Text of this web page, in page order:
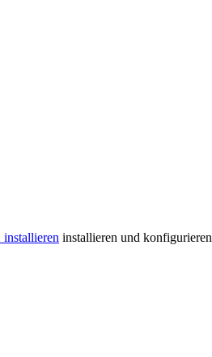
installieren und konfigurieren